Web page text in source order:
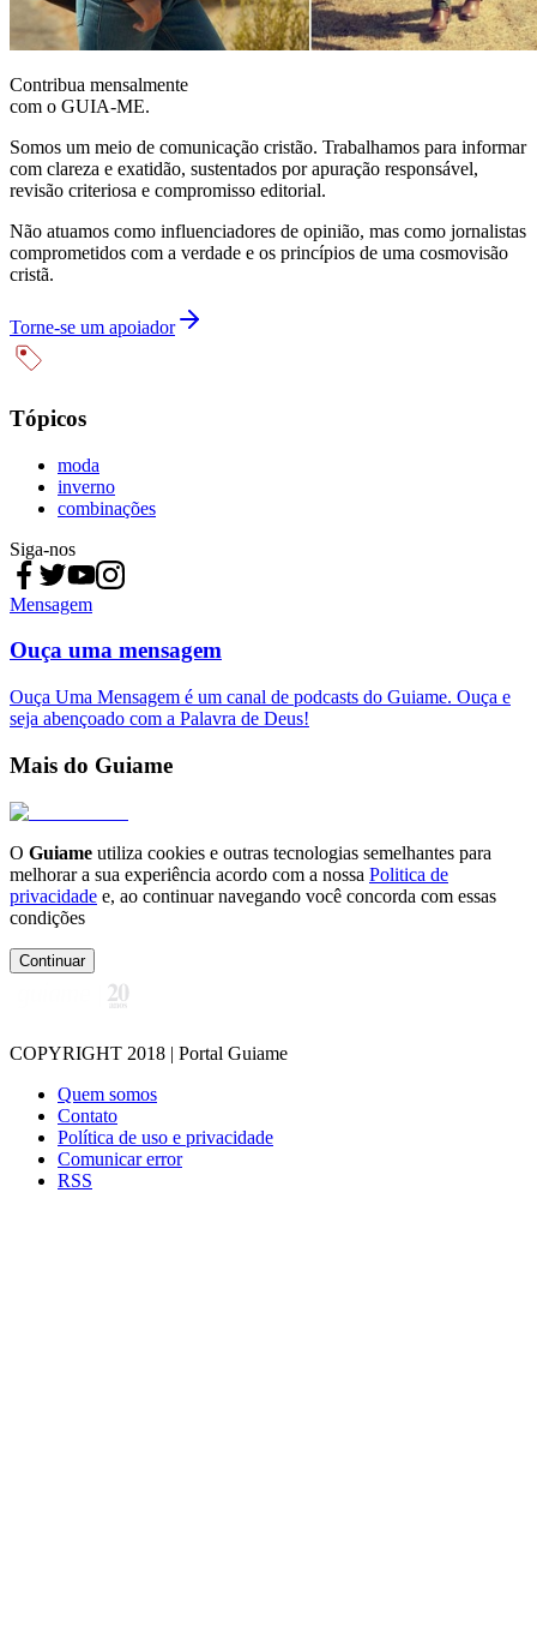
Contribua mensalmente
com o GUIA-ME.
Somos um meio de comunicação cristão. Trabalhamos para informar
com clareza e exatidão, sustentados por apuração responsável,
revisão criteriosa e compromisso editorial.
Não atuamos como influenciadores de opinião, mas como jornalistas
comprometidos com a verdade e os princípios de uma cosmovisão
cristã.
Torne-se um apoiador
Tópicos
moda
inverno
combinações
Siga-nos
Mensagem
Ouça uma mensagem
Ouça Uma Mensagem é um canal de podcasts do Guiame. Ouça e
seja abençoado com a Palavra de Deus!
Mais do Guiame
O Guiame utiliza cookies e outras tecnologias semelhantes para
melhorar a sua experiência acordo com a nossa Politica de
privacidade e, ao continuar navegando você concorda com essas
condições
Continuar
COPYRIGHT 2018 | Portal Guiame
Quem somos
Contato
Política de uso e privacidade
Comunicar error
RSS